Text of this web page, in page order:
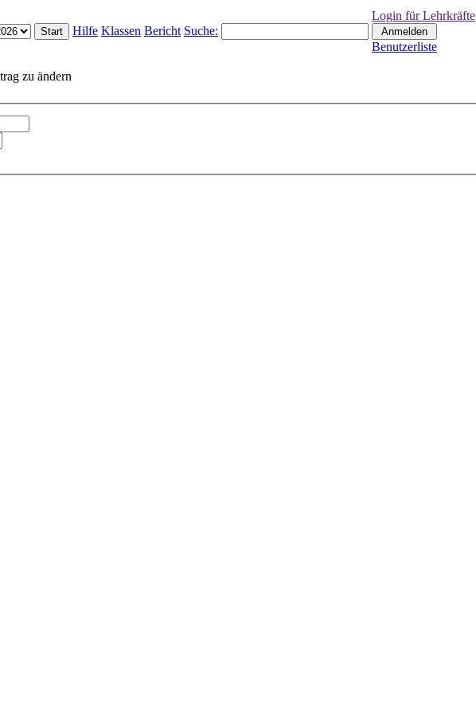
Hilfe Klassen Bericht Suche:
Login für Lehrkräfte
Benutzerliste
zu ändern